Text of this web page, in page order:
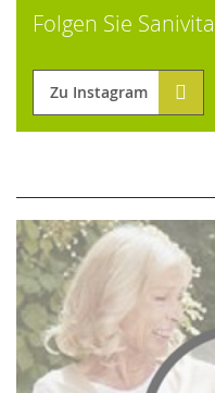
Folgen Sie
Zu Instagram